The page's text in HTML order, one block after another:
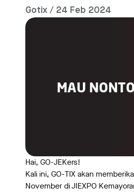
Gotix / 24 Feb 2024
Hai, GO-JEKers!
Kali ini, GO-TIX akan
November di JIEXPO